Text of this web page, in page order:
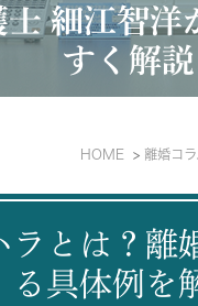
士 細江智洋
すく解説
HOME 離婚コラ
ラとは？離
る具体例を